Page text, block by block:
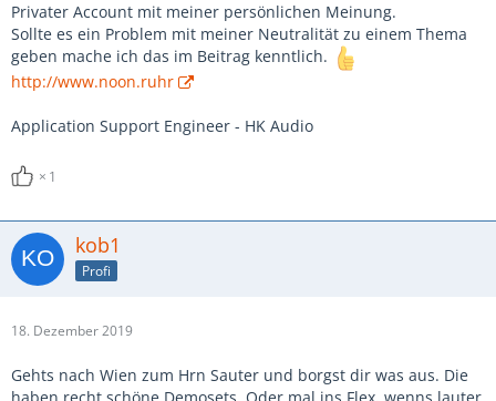
Privater Account mit meiner persönlichen Meinung.
Sollte es ein Problem mit meiner Neutralität zu einem Thema
geben mache ich das im Beitrag kenntlich.
http://www.noon.ruhr
Application Support Engineer - HK Audio
1
kob1
Profi
18. Dezember 2019
Gehts nach Wien zum Hrn Sauter und borgst dir was aus. Die